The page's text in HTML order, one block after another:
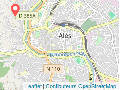
Leaflet | Contibuteurs OpenStreetMap